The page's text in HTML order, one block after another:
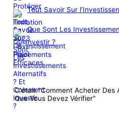
Tout Savoir Sur
Que Sont Les
Investir ?
C'était "Comment Acheter Des
Que Vous Devez Vérifier"